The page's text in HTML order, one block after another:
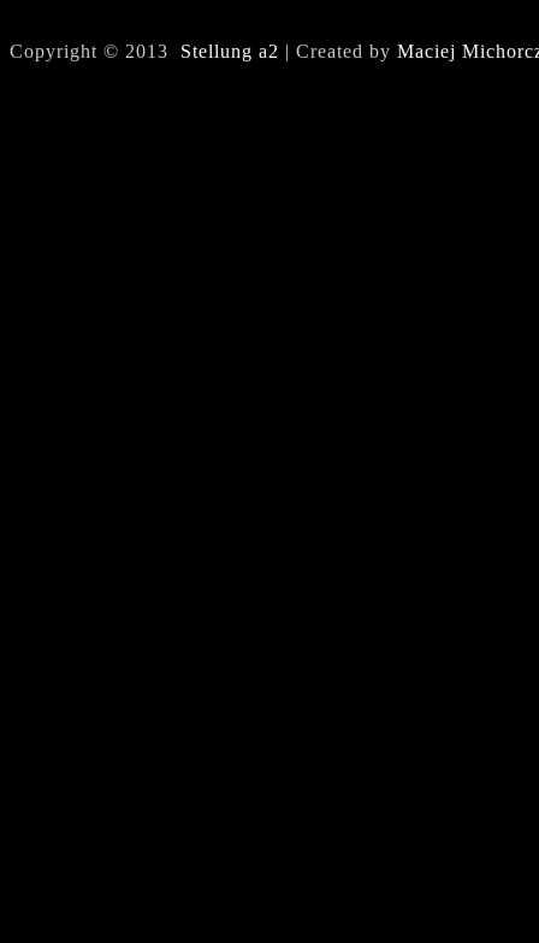
Copyright © 2013 Stellung a2 | Created by Maciej